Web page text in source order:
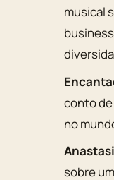
musical
conto
no
sobre